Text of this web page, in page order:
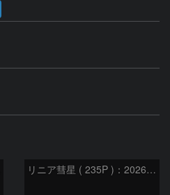
リニア彗星 ( 235P )：2026/07/09